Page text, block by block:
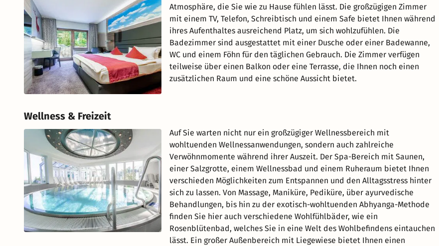
Atmosphäre, die Sie wie zu Hause fühlen lässt. Die großzügigen Zimmer
mit einem TV, Telefon, Schreibtisch und einem Safe bietet Ihnen während
ihres Aufenthaltes ausreichend Platz, um sich wohlzufühlen. Die
Badezimmer sind ausgestattet mit einer Dusche oder einer Badewanne,
WC und einem Föhn für den täglichen Gebrauch. Die Zimmer verfügen
teilweise über einen Balkon oder eine Terrasse, die Ihnen noch einen
zusätzlichen Raum und eine schöne Aussicht bietet.
Wellness & Freizeit
Auf Sie warten nicht nur ein großzügiger Wellnessbereich mit
wohltuenden Wellnessanwendungen, sondern auch zahlreiche
Verwöhnmomente während ihrer Auszeit. Der Spa-Bereich mit Saunen,
einer Salzgrotte, einem Wellnessbad und einem Ruheraum bietet Ihnen
verschieden Möglichkeiten zum Entspannen und den Alltagsstress hinter
sich zu lassen. Von Massage, Maniküre, Pediküre, über ayurvedische
Behandlungen, bis hin zu der exotisch-wohltuenden Abhyanga-Methode
finden Sie hier auch verschiedene Wohlfühlbäder, wie ein
Rosenblütenbad, welches Sie in eine Welt des Wohlbefindens eintauchen
lässt. Ein großer Außenbereich mit Liegewiese bietet Ihnen einen